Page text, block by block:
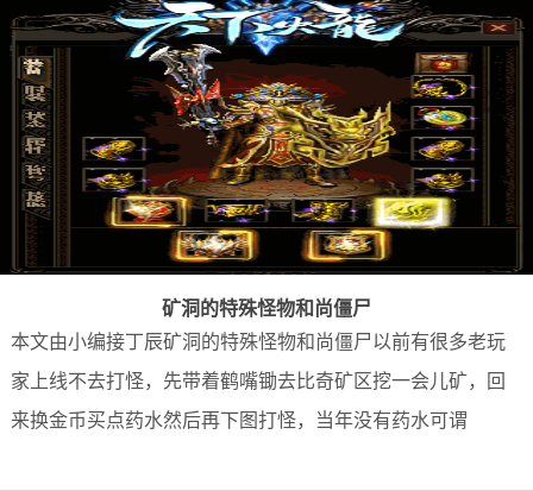
矿洞的特殊怪物和尚僵尸
本文由小编接丁辰矿洞的特殊怪物和尚僵尸以前有很多老玩
家上线不去打怪，先带着鹤嘴锄去比奇矿区挖一会儿矿，回
来换金币买点药水然后再下图打怪，当年没有药水可谓